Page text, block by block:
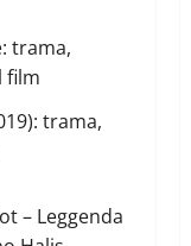
trama,
film
trama,
– Leggenda